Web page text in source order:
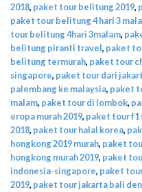
2018, paket tour belitung 2019,
paket tour belitung 4 hari 3
tour belitung 4hari 3malam,
belitung piranti travel, paket
belitung termurah, paket tour
singapore, paket tour dari
palembang ke malaysia, paket
malam, paket tour di lombok,
eropa murah 2019, paket tour f1
2018, paket tour halal korea,
hongkong 2019 murah, paket
hongkong murah 2019, paket
indonesia-singapore, paket
2019, paket tour jakarta bali